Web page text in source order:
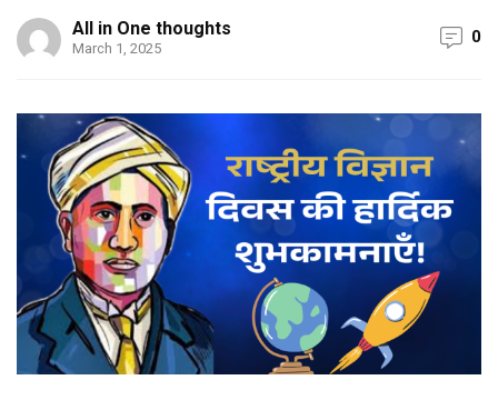
All in One thoughts
March 1, 2025
0